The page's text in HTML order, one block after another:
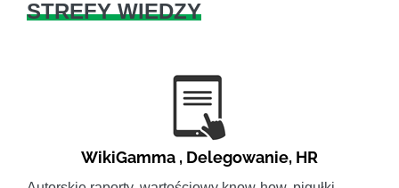
STREFY WIEDZY
WikiGamma , Delegowanie, HR